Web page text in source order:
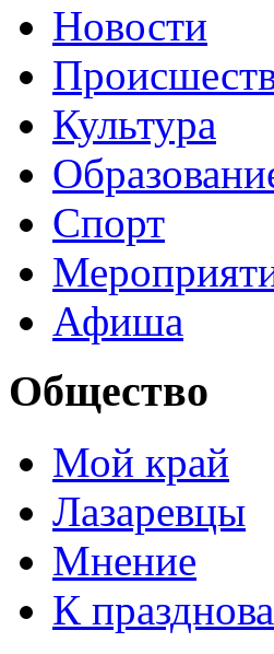
Новости
Культура
Спорт
Афиша
Общество
Мой край
Лазаревцы
Мнение
К